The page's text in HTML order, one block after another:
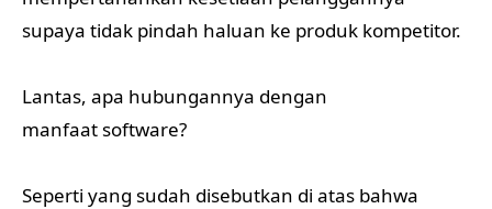
supaya tidak pindah haluan ke produk kompetitor.
Lantas, apa hubungannya dengan
manfaat software?
Seperti yang sudah disebutkan di atas bahwa